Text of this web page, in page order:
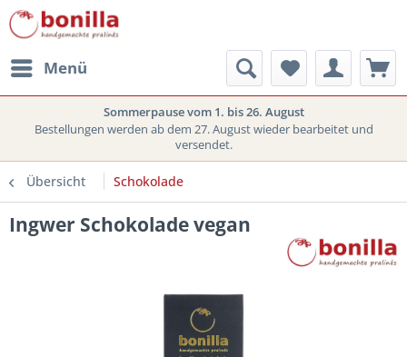
Menü
Sommerpause vom 1. bis 26. August
Bestellungen werden ab dem 27. August wieder bearbeitet und
versendet.
Übersicht Schokolade
Ingwer Schokolade vegan